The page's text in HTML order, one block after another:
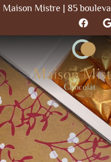
Maison Mistre | 85